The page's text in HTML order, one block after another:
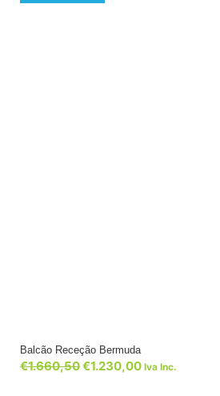
Balcão Receção Bermuda
€1.660,50€1.230,00 Iva Inc.